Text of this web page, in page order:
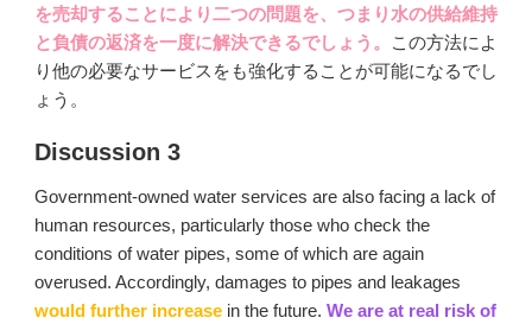
を売却することにより二つの問題を、つまり水の供給維持
と負債の返済を一度に解決できるでしょう。
この方法によ
り他の必要なサービスをも強化することが可能になるでし
ょう。
Discussion 3
Government-owned water services are also facing a lack of
human resources, particularly those who check the
conditions of water pipes, some of which are again
overused. Accordingly, damages to pipes and leakages
would further increase in the future. We are at real risk of